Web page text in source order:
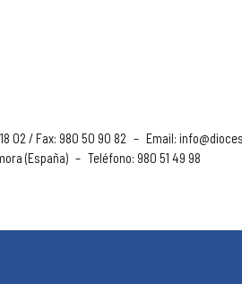
02 / Fax: 980 50 90 82 – Email:
(España) – Teléfono: 980 51 49 98